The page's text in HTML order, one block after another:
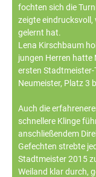
fochten sich die
zeigte
gelernt hat.
Lena Kirschbaum
jungen Herren hatte
ersten
Neumeister, Platz 3
Auch die
schnellere Klinge
anschließendem
Gefechten strebte
Stadtmeister 2015
Weiland klar durch,